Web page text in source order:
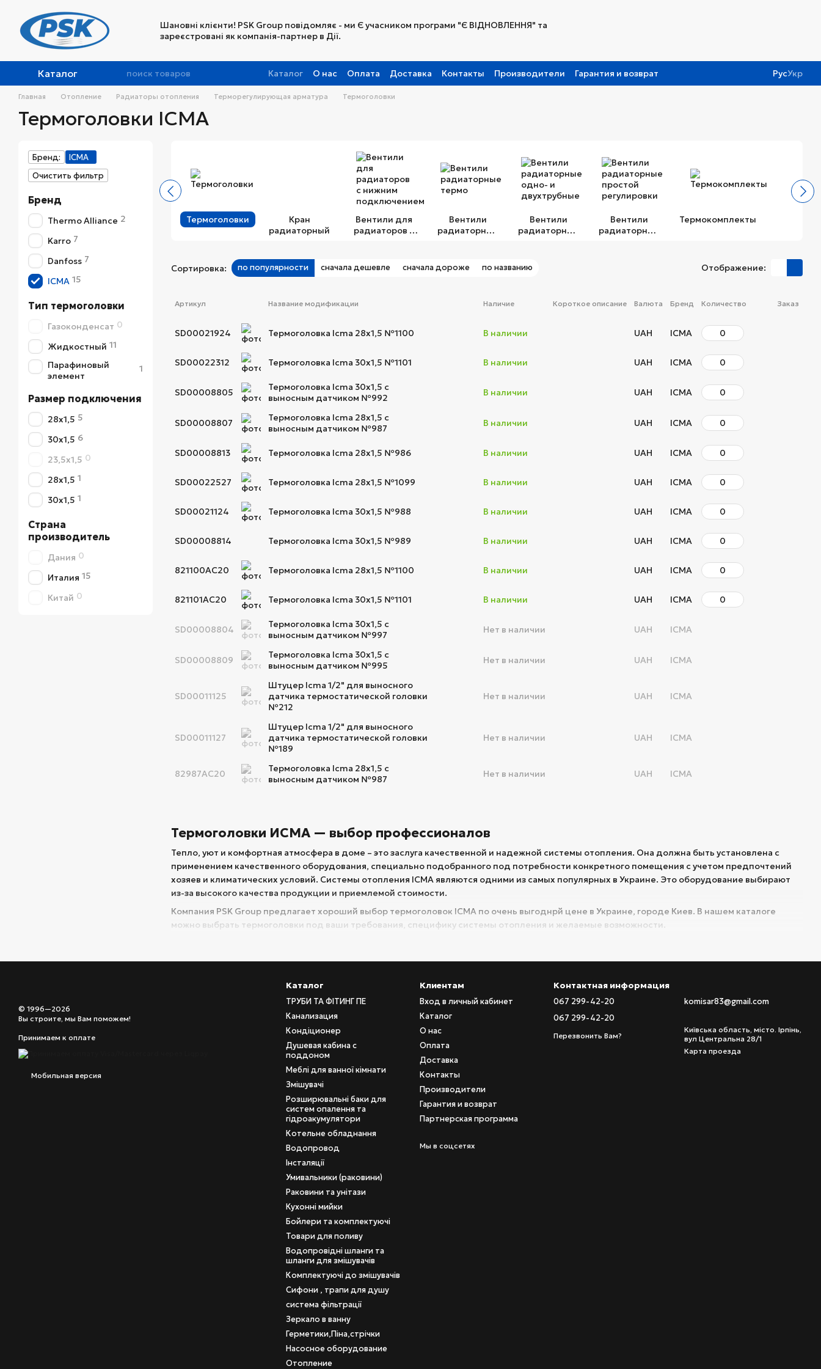
Шановні клієнти! PSK Group повідомляє - ми Є учасником програми "Є ВІДНОВЛЕННЯ" та
зареєстровані як компанія-партнер в Дії.
Каталог Каталог О нас Оплата Доставка Контакты Производители
Гарантия и возврат
Партнерская программа
РусУкр
Главная Отопление Радиаторы отопления Терморегулирующая арматура Термоголовки
Термоголовки ICMA
Термоголовки
Кран
радиаторный
Вентили для
радиаторов с
Вентили
радиаторные
Вентили
радиаторные
Вентили
радиаторные
Термокомплекты
Сортировка: по популярности сначала дешевле сначала дороже по названию Отображение:
Термоголовки ИСМА — выбор профессионалов
Тепло, уют и комфортная атмосфера в доме – это заслуга качественной и надежной системы отопления. Она должна быть установлена с
применением качественного оборудования, специально подобранного под потребности конкретного помещения с учетом предпочтений
хозяев и климатических условий. Системы отопления ICMA являются одними из самых популярных в Украине. Это оборудование выбирают
из-за высокого качества продукции и приемлемой стоимости.
Компания PSK Group предлагает хороший выбор термоголовок ICMA по очень выгоднрй цене в Украине, городе Киев. В нашем каталоге
можно выбрать термоголовки под ваши требования, специфику системы отопления и желаемые возможности.
Свойства термоголовок ИСМА
Перед покупкой или заказом термоголовок ICMA нужно определить некоторые моменты и характеристики, которые будут важными для
максимальную температуру, которую может выдержать носитель;
размер резьбы для беспроблемной установки;
шкалу температурного режима.
На каждой термоголовке нарисована специальная шкала показателей температурного диапазона, по которой можно выставлять желаемую
температуру. Внутри конструкции находится специальное газообразное вещество, имеющее предельную чувствительность к изменению
температуры. Оно передает немедленный сигнал на теплообменник, который собственно и нагревает или охлаждает воздух в помещении.
Такой простой, понятный принцип работы термоголовок сделал этот девайс очень популярным, ведь он упрощает жизнь, дарит комфорт и
экономит потребление газа, электрики и воды.
Дополнительно нужно учесть, какой формы краны у вас установлены — прямые или угловые, тип подключения радиатора — напольное или
После монтажа термоголовок ICMA вы непременно заметите ряд приятных бонусов:
сокращение расходов на оплату отопления;
возможность локального ремонта;
слаженную работу с другими комплектующими;
автоматическую или ручную регулировку.
ICMA специализируется на изготовлении специальных термостатических вентилей из различных материалов — никеля, латуни или
хромированные. Среди представленных на рынке термоголовок продукция ICMA отличается наличием в них запатентованного патрубка
Артикул Название модификации Наличие Короткое описание Валюта Бренд Количество Заказ
SD00021924 Термоголовка Icma 28х1,5 №1100 В наличии UAH ICMA
SD00022312 Термоголовка Icma 30х1,5 №1101 В наличии UAH ICMA
SD00008805
Термоголовка Icma 30х1,5 с
выносным датчиком №992
В наличии UAH ICMA
SD00008807
Термоголовка Icma 28х1,5 с
выносным датчиком №987
В наличии UAH ICMA
SD00008813 Термоголовка Icma 28х1,5 №986 В наличии UAH ICMA
SD00022527 Термоголовка Icma 28х1,5 №1099 В наличии UAH ICMA
SD00021124 Термоголовка Icma 30х1,5 №988 В наличии UAH ICMA
SD00008814 Термоголовка Icma 30х1,5 №989 В наличии UAH ICMA
821100AC20 Термоголовка Icma 28х1,5 №1100 В наличии UAH ICMA
821101AC20 Термоголовка Icma 30х1,5 №1101 В наличии UAH ICMA
SD00008804
Термоголовка Icma 30х1,5 с
выносным датчиком №997
Нет в наличии UAH ICMA
SD00008809
Термоголовка Icma 30х1,5 с
выносным датчиком №995
Нет в наличии UAH ICMA
SD00011125
Штуцер Icma 1/2" для выносного
датчика термостатической головки
№212
Нет в наличии UAH ICMA
SD00011127
Штуцер Icma 1/2" для выносного
датчика термостатической головки
№189
Нет в наличии UAH ICMA
82987AC20
Термоголовка Icma 28х1,5 с
выносным датчиком №987
Нет в наличии UAH ICMA
Бренд:
ICMA
Очистить фильтр
Бренд
Thermo Alliance 2
Karro 7
Danfoss 7
ICMA 15
Тип термоголовки
Газоконденсат 0
Жидкостный 11
Парафиновый
элемент
1
Размер подключения
28x1,5 5
30x1,5 6
23,5х1,5 0
28х1,5 1
30х1,5 1
Страна
производитель
Дания 0
Италия 15
Китай 0
© 1996—2026
Вы строите, мы Вам поможем!
Принимаем к оплате
Мобильная версия
Каталог
ТРУБИ ТА ФІТИНГ ПЕ
Канализация
Кондіционер
Душевая кабина с
поддоном
Меблі для ванної кімнати
Змішувачі
Розширювальні баки для
систем опалення та
гідроакумулятори
Котельне обладнання
Водопровод
Інсталяції
Умивальники (раковини)
Раковини та унітази
Кухонні мийки
Бойлери та комплектуючі
Товари для поливу
Водопровідні шланги та
шланги для змішувачів
Комплектуючі до змішувачів
Сифони , трапи для душу
система фільтрації
Зеркало в ванну
Герметики,Піна,стрічки
Насосное оборудование
Отопление
Клиентам
Вход в личный кабинет
Каталог
О нас
Оплата
Доставка
Контакты
Производители
Гарантия и возврат
Партнерская программа
Мы в соцсетях
Контактная информация
067 299-42-20
067 299-42-20
Перезвонить Вам?
komisar83@gmail.com
Київська область, місто. Ірпінь,
вул Центральна 28/1
Карта проезда